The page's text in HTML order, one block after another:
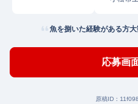
魚を捌いた経験がある方
応募画
原稿ID：